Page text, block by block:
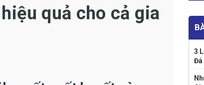
quả cho cả gia
3
Đá